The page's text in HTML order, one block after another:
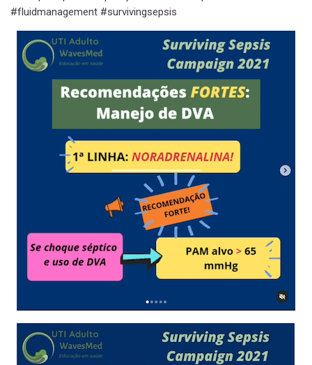
#fluidmanagement #survivingsepsis